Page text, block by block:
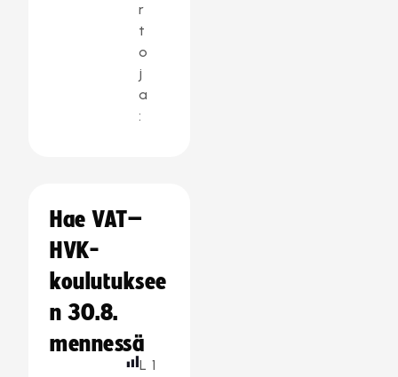
r
t
o
j
a
:
Hae VAT–
HVK-
koulutuksee
n 30.8.
mennessä
L 1